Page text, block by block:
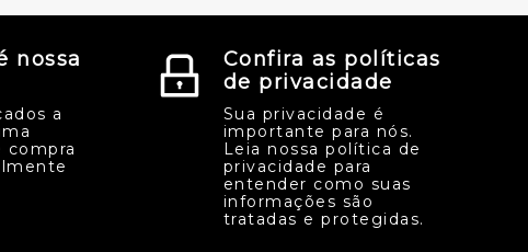
nossa
a
compra
Confira as políticas
de privacidade
Sua privacidade é
importante para nós.
Leia nossa política de
privacidade para
entender como suas
informações são
tratadas e protegidas.